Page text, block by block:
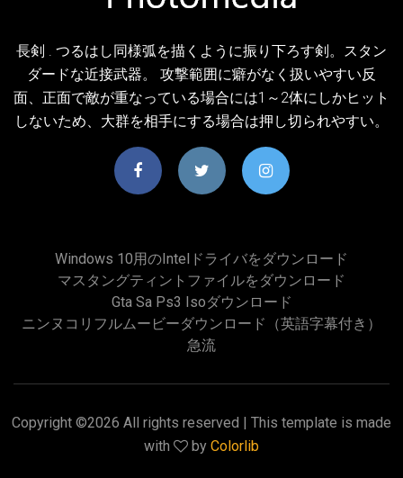
長剣 . つるはし同様弧を描くように振り下ろす剣。スタン
ダードな近接武器。 攻撃範囲に癖がなく扱いやすい反
面、正面で敵が重なっている場合には1～2体にしかヒット
しないため、大群を相手にする場合は押し切られやすい。
Windows 10用のIntelドライバをダウンロード
マスタングティントファイルをダウンロード
Gta Sa Ps3 Isoダウンロード
ニンヌコリフルムービーダウンロード（英語字幕付き）
急流
Copyright ©2026 All rights reserved | This template is made
with
by Colorlib